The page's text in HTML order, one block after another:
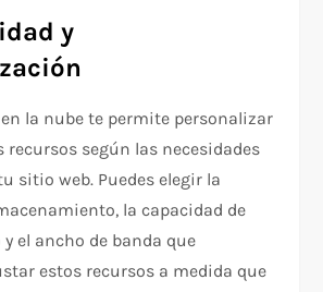
y
la nube te permite personalizar
recursos según las necesidades
sitio web. Puedes elegir la
la capacidad de
el ancho de banda que
estos recursos a medida que